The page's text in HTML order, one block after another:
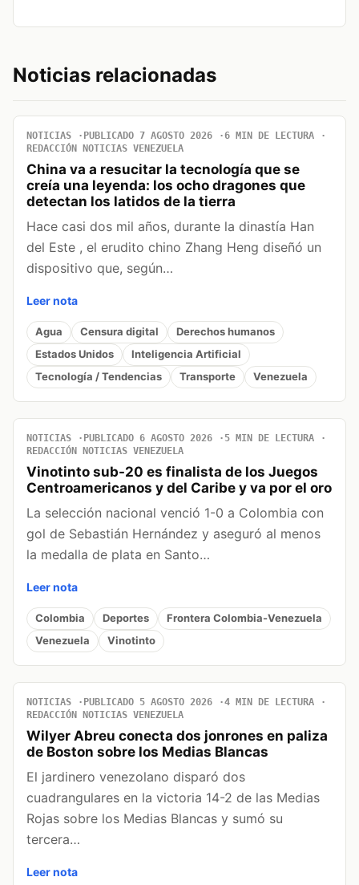
Noticias relacionadas
NOTICIAS PUBLICADO 7 AGOSTO 2026
6 MIN DE LECTURA
REDACCIÓN NOTICIAS VENEZUELA
China va a resucitar la tecnología que se
creía una leyenda: los ocho dragones que
detectan los latidos de la tierra
Hace casi dos mil años, durante la dinastía Han
del Este , el erudito chino Zhang Heng diseñó un
dispositivo que, según…
Leer nota
Agua Censura digital
Derechos humanos
Estados Unidos
Inteligencia Artificial
Tecnología / Tendencias
Transporte Venezuela
NOTICIAS PUBLICADO 6 AGOSTO 2026
5 MIN DE LECTURA
REDACCIÓN NOTICIAS VENEZUELA
Vinotinto sub-20 es finalista de los Juegos
Centroamericanos y del Caribe y va por el oro
La selección nacional venció 1-0 a Colombia con
gol de Sebastián Hernández y aseguró al menos
la medalla de plata en Santo…
Leer nota
Colombia Deportes
Frontera Colombia-Venezuela
Venezuela
Vinotinto
NOTICIAS PUBLICADO 5 AGOSTO 2026
4 MIN DE LECTURA
REDACCIÓN NOTICIAS VENEZUELA
Wilyer Abreu conecta dos jonrones en paliza
de Boston sobre los Medias Blancas
El jardinero venezolano disparó dos
cuadrangulares en la victoria 14-2 de las Medias
Rojas sobre los Medias Blancas y sumó su
tercera…
Leer nota